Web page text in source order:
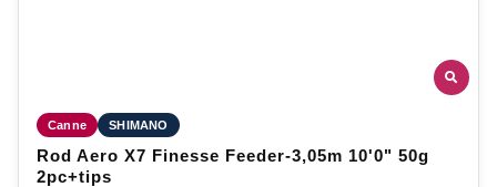
Canne SHIMANO
Rod Aero X7 Finesse Feeder-3,05m 10'0" 50g
2pc+tips